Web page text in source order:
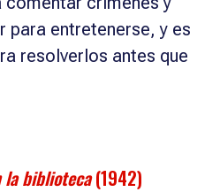
para entretenerse, y es
resolverlos antes que
la biblioteca(1942)